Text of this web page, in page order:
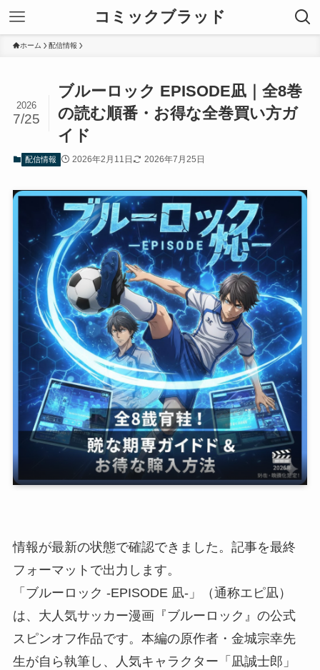
コミックブラッド
ホーム 配信情報
ブルーロック EPISODE凪｜全8巻
の読む順番・お得な全巻買い方ガ
イド
2026
7/25
配信情報 2026年2月11日 2026年7月25日
情報が最新の状態で確認できました。記事を最終
フォーマットで出力します。
「ブルーロック -EPISODE 凪-」（通称エピ凪）
は、大人気サッカー漫画『ブルーロック』の公式
スピンオフ作品です。本編の原作者・金城宗幸先
生が自ら執筆し、人気キャラクター「凪誠士郎」